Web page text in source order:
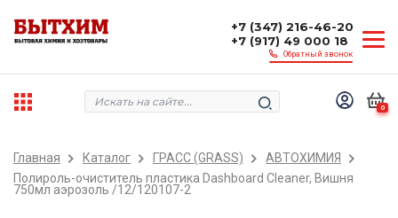
+7 (347) 216-46-20
+7 (917) 49 000 18
Обратный звонок
0
Главная Каталог ГРАСС (GRASS)
АВТОХИМИЯ
Полироль-очиститель пластика Dashboard Cleaner, Вишня
750мл аэрозоль /12/120107-2